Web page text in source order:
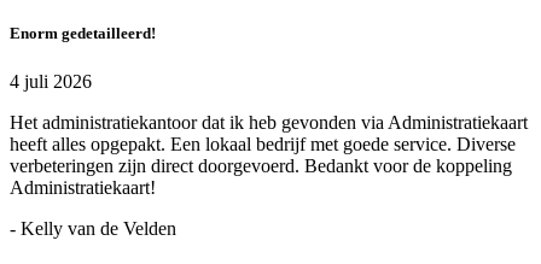
Enorm gedetailleerd!
4 juli 2026
Het administratiekantoor dat ik heb gevonden via Administratiekaart
heeft alles opgepakt. Een lokaal bedrijf met goede service. Diverse
verbeteringen zijn direct doorgevoerd. Bedankt voor de koppeling
Administratiekaart!
- Kelly van de Velden